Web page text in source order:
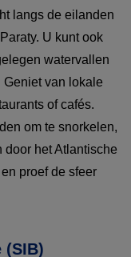
langs de eilanden
U kunt ook
watervallen
Geniet van lokale
of cafés.
om te snorkelen,
door het Atlantische
proef de sfeer
(SIB)